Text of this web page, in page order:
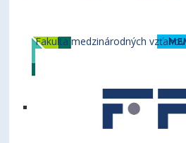
Fakulta medzinárodných vzťahov